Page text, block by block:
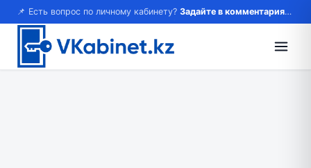
📌 Есть вопрос по личному кабинету? Задайте в комментариях — ответим!